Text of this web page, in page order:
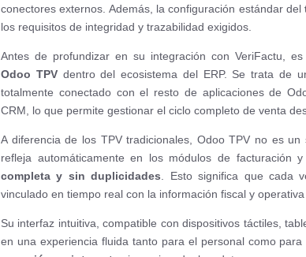
conectores externos. Además, la configuración estándar del
los requisitos de integridad y trazabilidad exigidos.
Antes de profundizar en su integración con VeriFactu,
Odoo TPVdentro del ecosistema del ERP. Se trata de
totalmente conectado con el resto de aplicaciones de
CRM, lo que permite gestionar el ciclo completo de venta
A diferencia de los TPV tradicionales, Odoo TPV no es
refleja automáticamente en los módulos de facturación
completa y sin duplicidades . Esto significa que cada
vinculado en tiempo real con la información fiscal y operativa
Su interfaz intuitiva, compatible con dispositivos táctiles,
en una experiencia fluida tanto para el personal como